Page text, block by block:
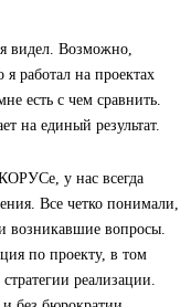
видел. Возможно,
работал на проектах
есть с чем сравнить.
на единый результат.
у нас всегда
Все четко понимали,
возникавшие вопросы.
по проекту, в том
реализации.